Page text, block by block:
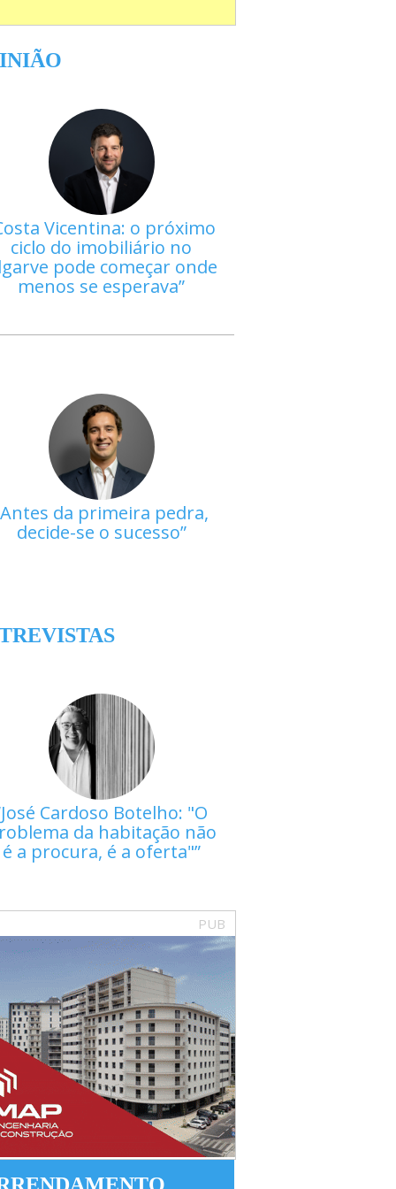
Vicentina: o próximo
ciclo do imobiliário no
pode começar onde
menos se esperava
Antes da primeira pedra,
decide-se o sucesso
José Cardoso Botelho: "O
da habitação não
é a procura, é a oferta"
PUB